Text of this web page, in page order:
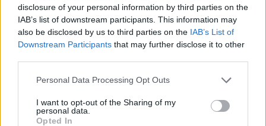
disclosure of your personal information by third parties on the
IAB’s list of downstream participants. This information may
also be disclosed by us to third parties on the IAB’s List of
Downstream Participants that may further disclose it to other
Personal Data Processing Opt Outs
I want to opt-out of the Sharing of my
personal data.
Opted In